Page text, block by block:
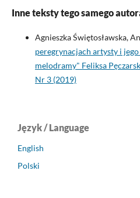
Inne teksty tego samego
Agnieszka Świętosławska,
peregrynacjach artysty i
melodramy" Feliksa
Nr 3 (2019)
Język / Language
English
Polski